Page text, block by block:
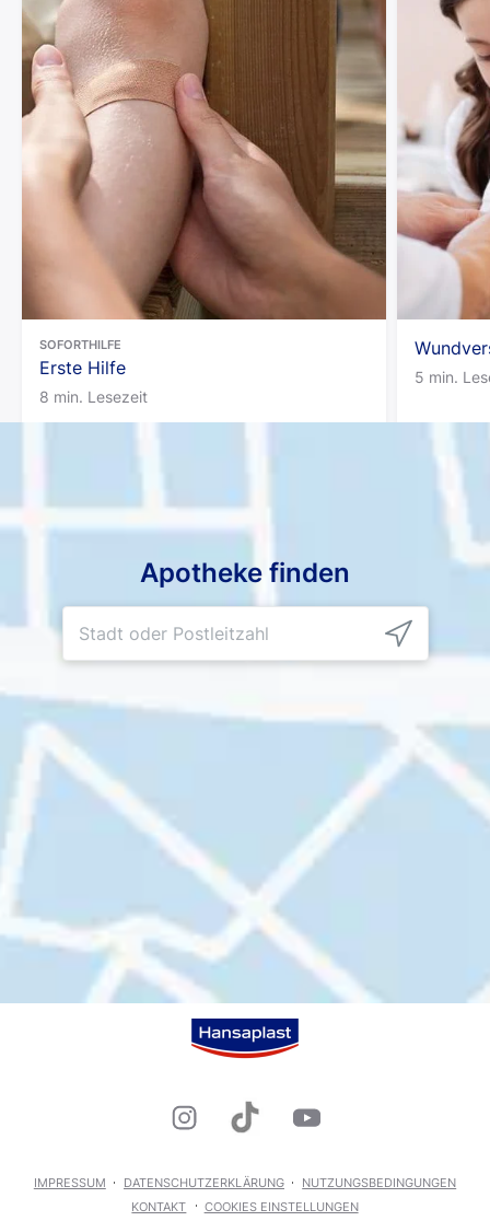
SOFORTHILFE
Erste Hilfe
8 min. Lesezeit
5 min.
Apotheke finden
IMPRESSUM DATENSCHUTZERKLÄRUNG
NUTZUNGSBEDINGUNGEN
KONTAKT
COOKIES EINSTELLUNGEN